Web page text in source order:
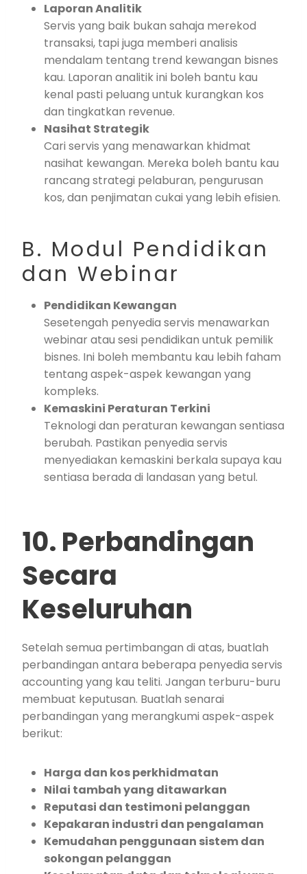
Laporan Analitik
Servis yang baik bukan sahaja merekod
transaksi, tapi juga memberi analisis
mendalam tentang trend kewangan bisnes
kau. Laporan analitik ini boleh bantu kau
kenal pasti peluang untuk kurangkan kos
dan tingkatkan revenue.
Nasihat Strategik
Cari servis yang menawarkan khidmat
nasihat kewangan. Mereka boleh bantu kau
rancang strategi pelaburan, pengurusan
kos, dan penjimatan cukai yang lebih efisien.
B. Modul Pendidikan
dan Webinar
Pendidikan Kewangan
Sesetengah penyedia servis menawarkan
webinar atau sesi pendidikan untuk pemilik
bisnes. Ini boleh membantu kau lebih faham
tentang aspek-aspek kewangan yang
kompleks.
Kemaskini Peraturan Terkini
Teknologi dan peraturan kewangan sentiasa
berubah. Pastikan penyedia servis
menyediakan kemaskini berkala supaya kau
sentiasa berada di landasan yang betul.
10. Perbandingan
Secara
Keseluruhan
Setelah semua pertimbangan di atas, buatlah
perbandingan antara beberapa penyedia servis
accounting yang kau teliti. Jangan terburu-buru
membuat keputusan. Buatlah senarai
perbandingan yang merangkumi aspek-aspek
berikut:
Harga dan kos perkhidmatan
Nilai tambah yang ditawarkan
Reputasi dan testimoni pelanggan
Kepakaran industri dan pengalaman
Kemudahan penggunaan sistem dan
sokongan pelanggan